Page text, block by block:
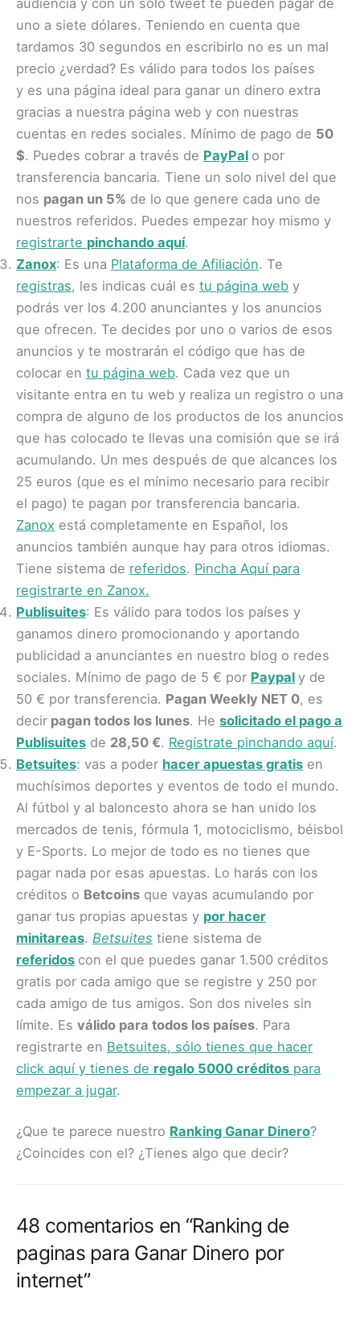
uno a siete dólares. Teniendo en cuenta que
tardamos 30 segundos en escribirlo no es un mal
precio ¿verdad? Es válido para todos los países
y es una página ideal para ganar un dinero extra
gracias a nuestra página web y con nuestras
cuentas en redes sociales. Mínimo de pago de 50
$. Puedes cobrar a través de PayPal o por
transferencia bancaria. Tiene un solo nivel del que
nos pagan un 5% de lo que genere cada uno de
nuestros referidos. Puedes empezar hoy mismo y
registrarte pinchando aquí.
Zanox: Es una Plataforma de Afiliación. Te
registras, les indicas cuál es tu página web y
podrás ver los 4.200 anunciantes y los anuncios
que ofrecen. Te decides por uno o varios de esos
anuncios y te mostrarán el código que has de
colocar en tu página web. Cada vez que un
visitante entra en tu web y realiza un registro o una
compra de alguno de los productos de los anuncios
que has colocado te llevas una comisión que se irá
acumulando. Un mes después de que alcances los
25 euros (que es el mínimo necesario para recibir
el pago) te pagan por transferencia bancaria.
Zanox está completamente en Español, los
anuncios también aunque hay para otros idiomas.
Tiene sistema de referidos. Pincha Aquí para
registrarte en Zanox.
Publisuites: Es válido para todos los países y
ganamos dinero promocionando y aportando
publicidad a anunciantes en nuestro blog o redes
sociales. Mínimo de pago de 5 € por Paypal y de
50 € por transferencia. Pagan Weekly NET 0, es
decir pagan todos los lunes. He solicitado el pago a
Publisuites de 28,50 €. Regístrate pinchando aquí.
Betsuites: vas a poder hacer apuestas gratis en
muchísimos deportes y eventos de todo el mundo.
Al fútbol y al baloncesto ahora se han unido los
mercados de tenis, fórmula 1, motociclismo, béisbol
y E-Sports. Lo mejor de todo es no tienes que
pagar nada por esas apuestas. Lo harás con los
créditos o Betcoins que vayas acumulando por
ganar tus propias apuestas y por hacer
minitareas. Betsuites tiene sistema de
referidos con el que puedes ganar 1.500 créditos
gratis por cada amigo que se registre y 250 por
cada amigo de tus amigos. Son dos niveles sin
límite. Es válido para todos los países. Para
registrarte en Betsuites, sólo tienes que hacer
click aquí y tienes de regalo 5000 créditos para
empezar a jugar.
¿Que te parece nuestro Ranking Ganar Dinero?
¿Coincides con el? ¿Tienes algo que decir?
48 comentarios en “Ranking de
paginas para Ganar Dinero por
internet”